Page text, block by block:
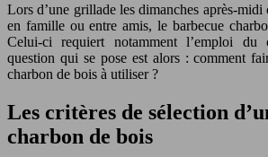
Lors d’une grillade les dimanches après-midi
en famille ou entre amis, le barbecue
Celui-ci requiert notamment l’emploi du
question qui se pose est alors : comment
charbon de bois à utiliser ?
Les critères de sélection
charbon de bois